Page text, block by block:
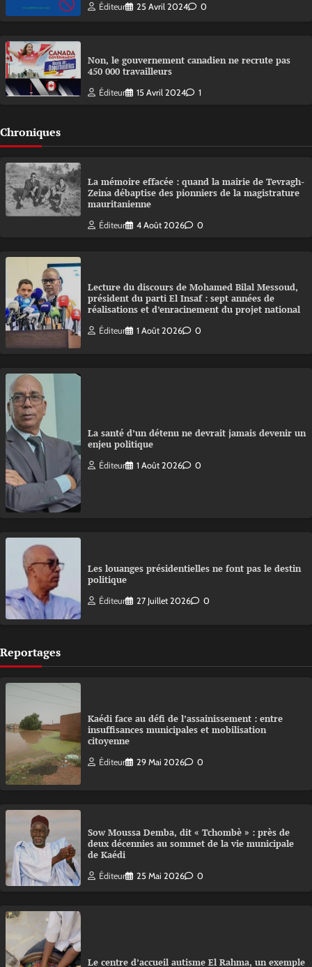
Éditeur 25 Avril 2024 0
Non, le gouvernement canadien ne recrute pas
450 000 travailleurs
Éditeur 15 Avril 2024 1
Chroniques
La mémoire effacée : quand la mairie de Tevragh-
Zeina débaptise des pionniers de la magistrature
mauritanienne
Éditeur 4 Août 2026 0
Lecture du discours de Mohamed Bilal Messoud,
président du parti El Insaf : sept années de
réalisations et d’enracinement du projet national
Éditeur 1 Août 2026 0
La santé d’un détenu ne devrait jamais devenir un
enjeu politique
Éditeur 1 Août 2026 0
Les louanges présidentielles ne font pas le destin
politique
Éditeur 27 Juillet 2026 0
Reportages
Kaédi face au défi de l’assainissement : entre
insuffisances municipales et mobilisation
citoyenne
Éditeur 29 Mai 2026 0
Sow Moussa Demba, dit « Tchombè » : près de
deux décennies au sommet de la vie municipale
de Kaédi
Éditeur 25 Mai 2026 0
Le centre d’accueil autisme El Rahma, un exemple